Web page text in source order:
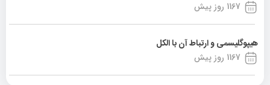
1167 روز پیش
هیپوگلیسمی و ارتباط آن با الکل
1167 روز پیش